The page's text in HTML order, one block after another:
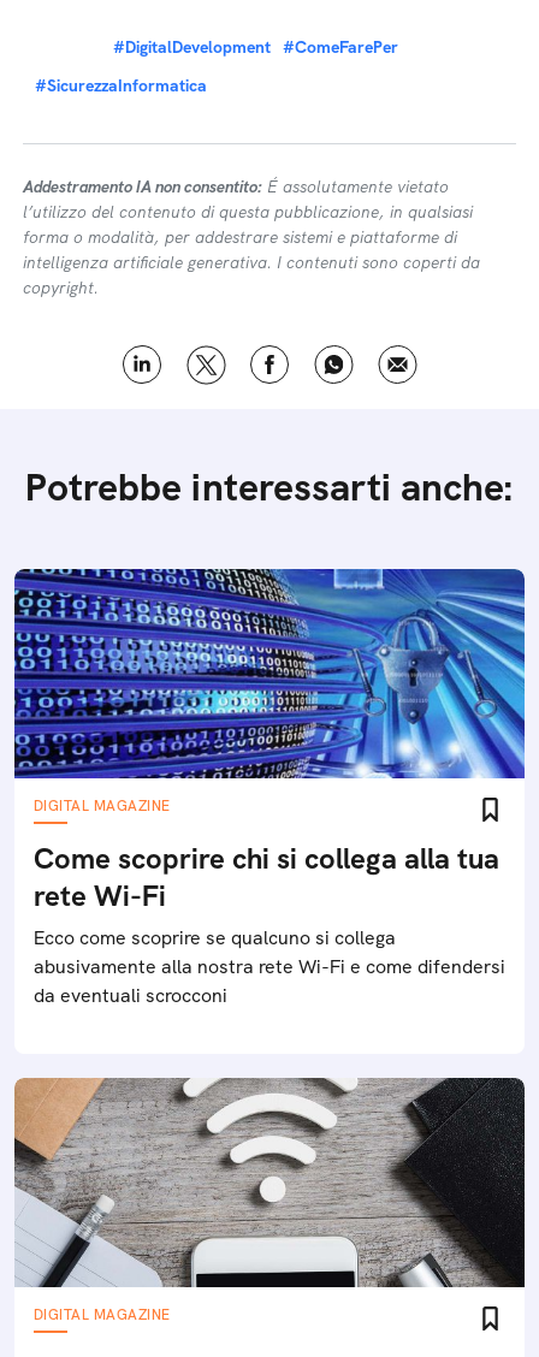
#DigitalDevelopment #ComeFarePer
#SicurezzaInformatica
Addestramento IA non consentito: É assolutamente vietato
l’utilizzo del contenuto di questa pubblicazione, in qualsiasi
forma o modalità, per addestrare sistemi e piattaforme di
intelligenza artificiale generativa. I contenuti sono coperti da
copyright.
Potrebbe interessarti anche:
DIGITAL MAGAZINE
Come scoprire chi si collega alla tua
rete Wi-Fi
Ecco come scoprire se qualcuno si collega
abusivamente alla nostra rete Wi-Fi e come difendersi
da eventuali scrocconi
DIGITAL MAGAZINE